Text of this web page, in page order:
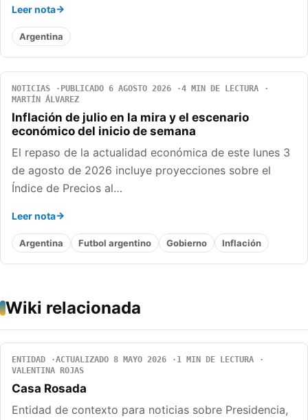
Leer nota
Argentina
NOTICIAS PUBLICADO 6 AGOSTO 2026
4 MIN DE LECTURA
MARTÍN ÁLVAREZ
Inflación de julio en la mira y el escenario
económico del inicio de semana
El repaso de la actualidad económica de este lunes 3
de agosto de 2026 incluye proyecciones sobre el
Índice de Precios al…
Leer nota
Argentina Futbol argentino Gobierno Inflación
Wiki relacionada
ENTIDAD ACTUALIZADO 8 MAYO 2026
1 MIN DE LECTURA
VALENTINA ROJAS
Casa Rosada
Entidad de contexto para noticias sobre Presidencia,